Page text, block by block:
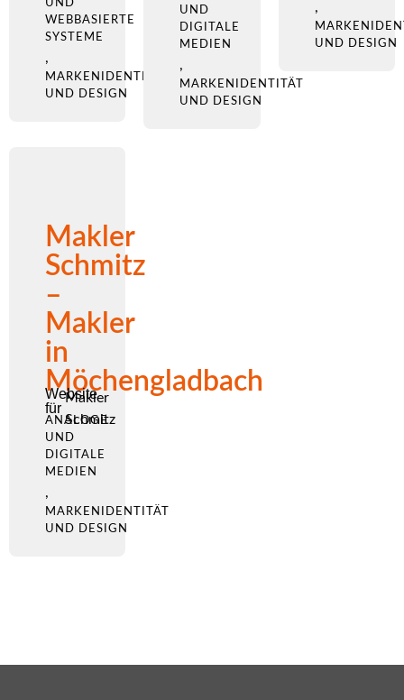
UND
WEBBASIERTE
SYSTEME
,
MARKENIDENTITÄT
UND DESIGN
UND
DIGITALE
MEDIEN
,
MARKENIDENTITÄT
UND DESIGN
,
UND DESIGN
Makler
Schmitz
–
Makler
in
Möchengladbach
Website
für
Makler
Schmitz
ANALOGE
UND
DIGITALE
MEDIEN
,
MARKENIDENTITÄT
UND DESIGN